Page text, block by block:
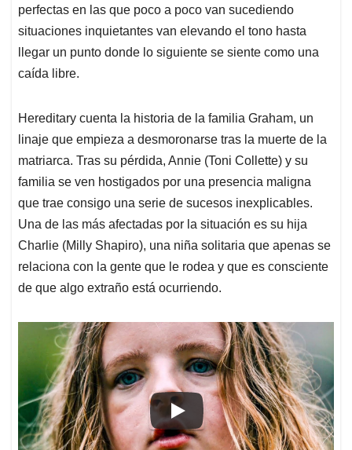
perfectas en las que poco a poco van sucediendo
situaciones inquietantes van elevando el tono hasta
llegar un punto donde lo siguiente se siente como una
caída libre.
Hereditary cuenta la historia de la familia Graham, un
linaje que empieza a desmoronarse tras la muerte de la
matriarca. Tras su pérdida, Annie (Toni Collette) y su
familia se ven hostigados por una presencia maligna
que trae consigo una serie de sucesos inexplicables.
Una de las más afectadas por la situación es su hija
Charlie (Milly Shapiro), una niña solitaria que apenas se
relaciona con la gente que le rodea y que es consciente
de que algo extraño está ocurriendo.